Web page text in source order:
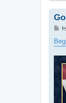
P
s
t